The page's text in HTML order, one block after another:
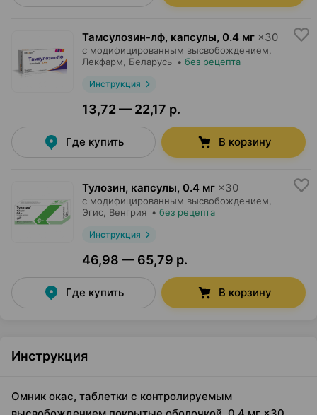
Тамсулозин-лф, капсулы, 0.4 мг ×30
с модифицированным высвобождением,
Лекфарм , Беларусь • без рецепта
Инструкция
13,72 — 22,17 р.
Где купить В корзину
Тулозин, капсулы, 0.4 мг ×30
с модифицированным высвобождением,
Эгис , Венгрия • без рецепта
Инструкция
46,98 — 65,79 р.
Где купить В корзину
Инструкция
Омник окас, таблетки с контролируемым